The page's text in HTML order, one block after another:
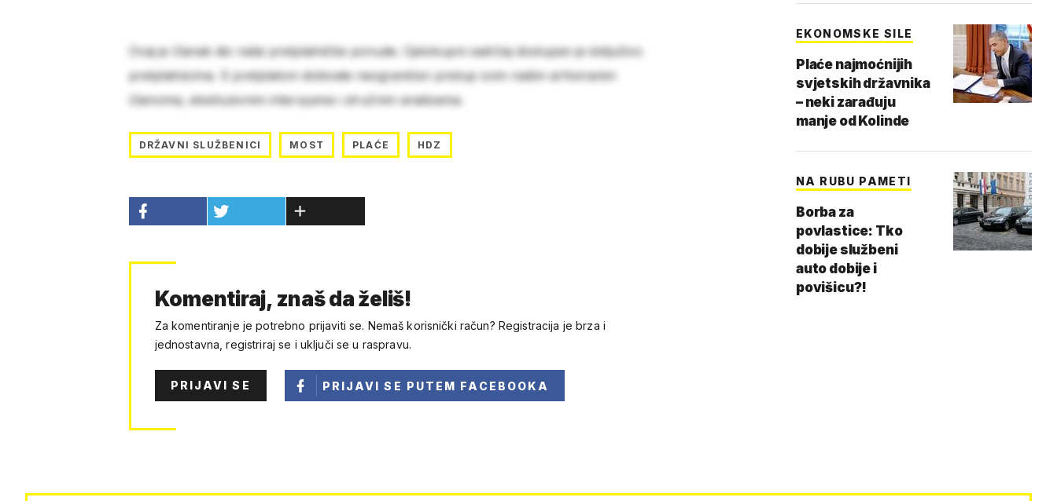
Ovaj je članak dio naše pretplatničke ponude. Cjelokupni sadržaj dostupan je isključivo
pretplatnicima. S pretplatom dobivate neograničen pristup svim našim arhiviranim
člancima, ekskluzivnim intervjuima i stručnim analizama.
DRŽAVNI SLUŽBENICI MOST PLAĆE HDZ
Komentiraj, znaš da želiš!
Za komentiranje je potrebno prijaviti se. Nemaš korisnički račun? Registracija je brza i
jednostavna, registriraj se i uključi se u raspravu.
PRIJAVI SE PRIJAVI SE PUTEM FACEBOOKA
EKONOMSKE SILE
Plaće najmoćnijih
svjetskih državnika
– neki zarađuju
manje od Kolinde
NA RUBU PAMETI
Borba za
povlastice: Tko
dobije službeni
auto dobije i
povišicu?!